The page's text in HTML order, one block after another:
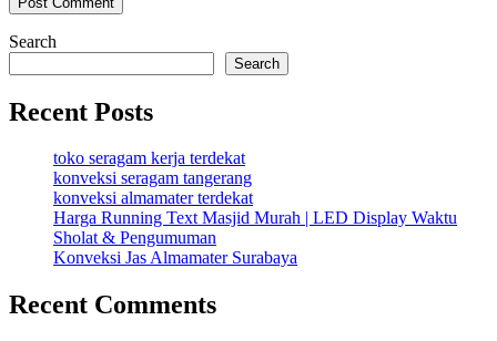
Search
Search
Recent Posts
toko seragam kerja terdekat
konveksi seragam tangerang
konveksi almamater terdekat
Harga Running Text Masjid Murah | LED Display Waktu
Sholat & Pengumuman
Konveksi Jas Almamater Surabaya
Recent Comments